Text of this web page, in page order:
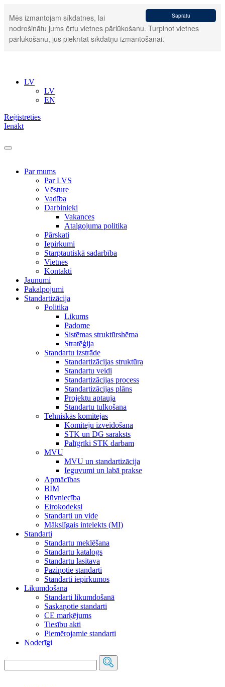
Sapratu
Mēs izmantojam sīkdatnes, lai
nodrošinātu jums ērtu vietnes pārlūkošanu. Turpinot vietnes
pārlūkošanu, jūs piekrītat sīkdatņu izmantošanai.
LV
LV
EN
Reģistrēties
Ienākt
Par mums
Par LVS
Vēsture
Vadība
Darbinieki
Vakances
Atalgojuma politika
Pārskati
Iepirkumi
Starptautiskā sadarbība
Vietnes
Kontakti
Jaunumi
Pakalpojumi
Standartizācija
Politika
Likums
Padome
Sistēmas struktūrshēma
Stratēģija
Standartu izstrāde
Standartizācijas struktūra
Standartu veidi
Standartizācijas process
Standartizācijas plāns
Projektu aptauja
Standartu tulkošana
Tehniskās komitejas
Komiteju izveidošana
STK un DG saraksts
Palīgrīki STK darbam
MVU
MVU un standartizācija
Ieguvumi un labā prakse
Apmācības
BIM
Būvniecība
Eirokodeksi
Standarti un vide
Mākslīgais intelekts (MI)
Standarti
Standartu meklēšana
Standartu katalogs
Standartu lasītava
Paziņotie standarti
Standarti iepirkumos
Likumdošana
Standarti likumdošanā
Saskaņotie standarti
CE marķējums
Tiesību akti
Piemērojamie standarti
Noderīgi